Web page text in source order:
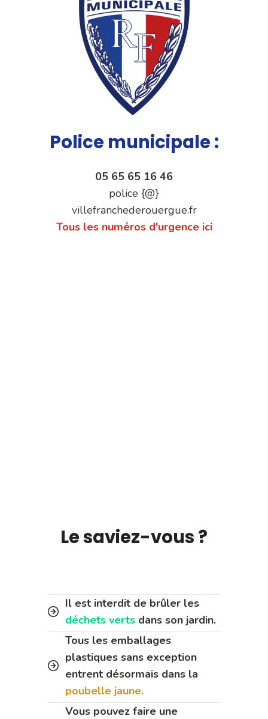
Police municipale :
05 65 65 16 46
police {@}
villefranchederouergue.fr
Tous les numéros d'urgence ici
Le saviez-vous ?
Il est interdit de brûler les
déchets verts dans son jardin.
Tous les emballages
plastiques sans exception
entrent désormais dans la
poubelle jaune.
Vous pouvez faire une